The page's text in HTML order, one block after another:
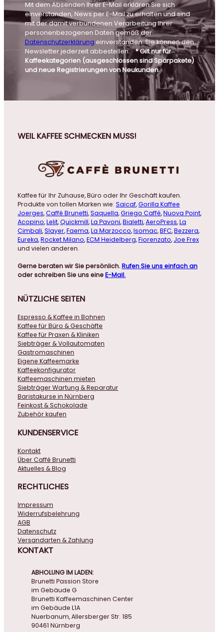
Mit dem Absenden Ihrer E-Mail erklären Sie sich
einverstanden, News per E-Mail zu erhalten und sind
mit der damit verbundenen Verarbeitung Ihrer
personenbezogenen Daten gemäß der
Datenschutzerklärung einverstanden. Sie können den
Newsletter jederzeit abbestellen.* Gilt nur für
Kaffeekategorien (ausgeschlossen sind Sparpakete)
und neue Registrierungen von Neukunden.
WEIL KAFFEE SCHMECKEN MUSS!
Kaffee für Ihr Zuhause, Büro oder Ihr Geschäft kaufen.
Produkte von tollen Marken wie: Saicaf,Gorilla Kaffee
Joerges,Caffé Brunetti,Saquella,Griego Caffé,Nuova Point,
Acopino,Lelit,Quickmill,La Pavoni,Bialetti,AeroPress,La
Cimbali,Slayer,Faema,La Marzocco,Isomac,BFC,Bezzera,
Eureka,Rocket Milano,ECM Heidelberg,Fiorenzato, Joe Frex
und vielen anderen.
Gerne beraten wir Sie persönlich.Rufen Sie uns einfach an
oder schreiben Sie uns eineE-Mail.
NÜTZLICHE SEITEN
Espresso & Kaffee in Bohnen
Kaffee für Büro & Geschäfte
Kaffee für Praxen & Kliniken
Siebträger & Vollautomaten
Gastromaschinen
Eigene Kaffeemarke
Kaffeekonfigurator
Kaffeemaschinen mieten
Siebträger Wartung & Reparatur
Baristakurse in Nürnberg
Feinkost & Schokolade
Zubehör kaufen
KUNDENSERVICE
Kontakt
Über Caffé Brunetti
Aktuelles & Blog
RECHTLICHES
Impressum
Widerrufsbelehrung
AGB
Datenschutz
Versandarten & Zahlung
KONTAKT
ABHOLUNG IM LADEN:
Brunetti Passion Store
im Gebäude G
Brunetti Kaffeemaschinen Center
im Gebäude L1A
Nuerbanum, Allersberger Str. 185
90461 Nürnberg